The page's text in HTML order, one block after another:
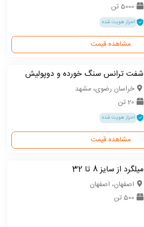
5000 تن
احراز هویت شده
مشاهده قیمت
شفت ترانس سنگ خورده و دوپولیش
خراسان رضوی، مشهد
20 تن
احراز هویت شده
مشاهده قیمت
میلگرد از سایز 8 تا 32
اصفهان، اصفهان
500 تن